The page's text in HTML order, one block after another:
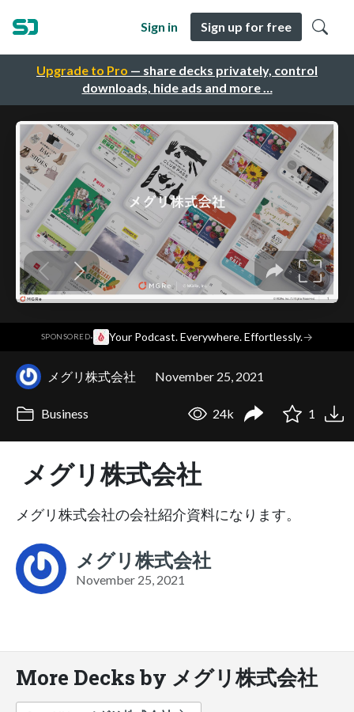
Upgrade to Pro — share decks privately, control
downloads, hide ads and more …
Sign in Sign up for free
SPONSORED· Your Podcast. Everywhere. Effortlessly.→
メグリ株式会社 November 25, 2021
Business 24k 1
メグリ株式会社
メグリ株式会社の会社紹介資料になります。
メグリ株式会社
November 25, 2021
More Decks by メグリ株式会社